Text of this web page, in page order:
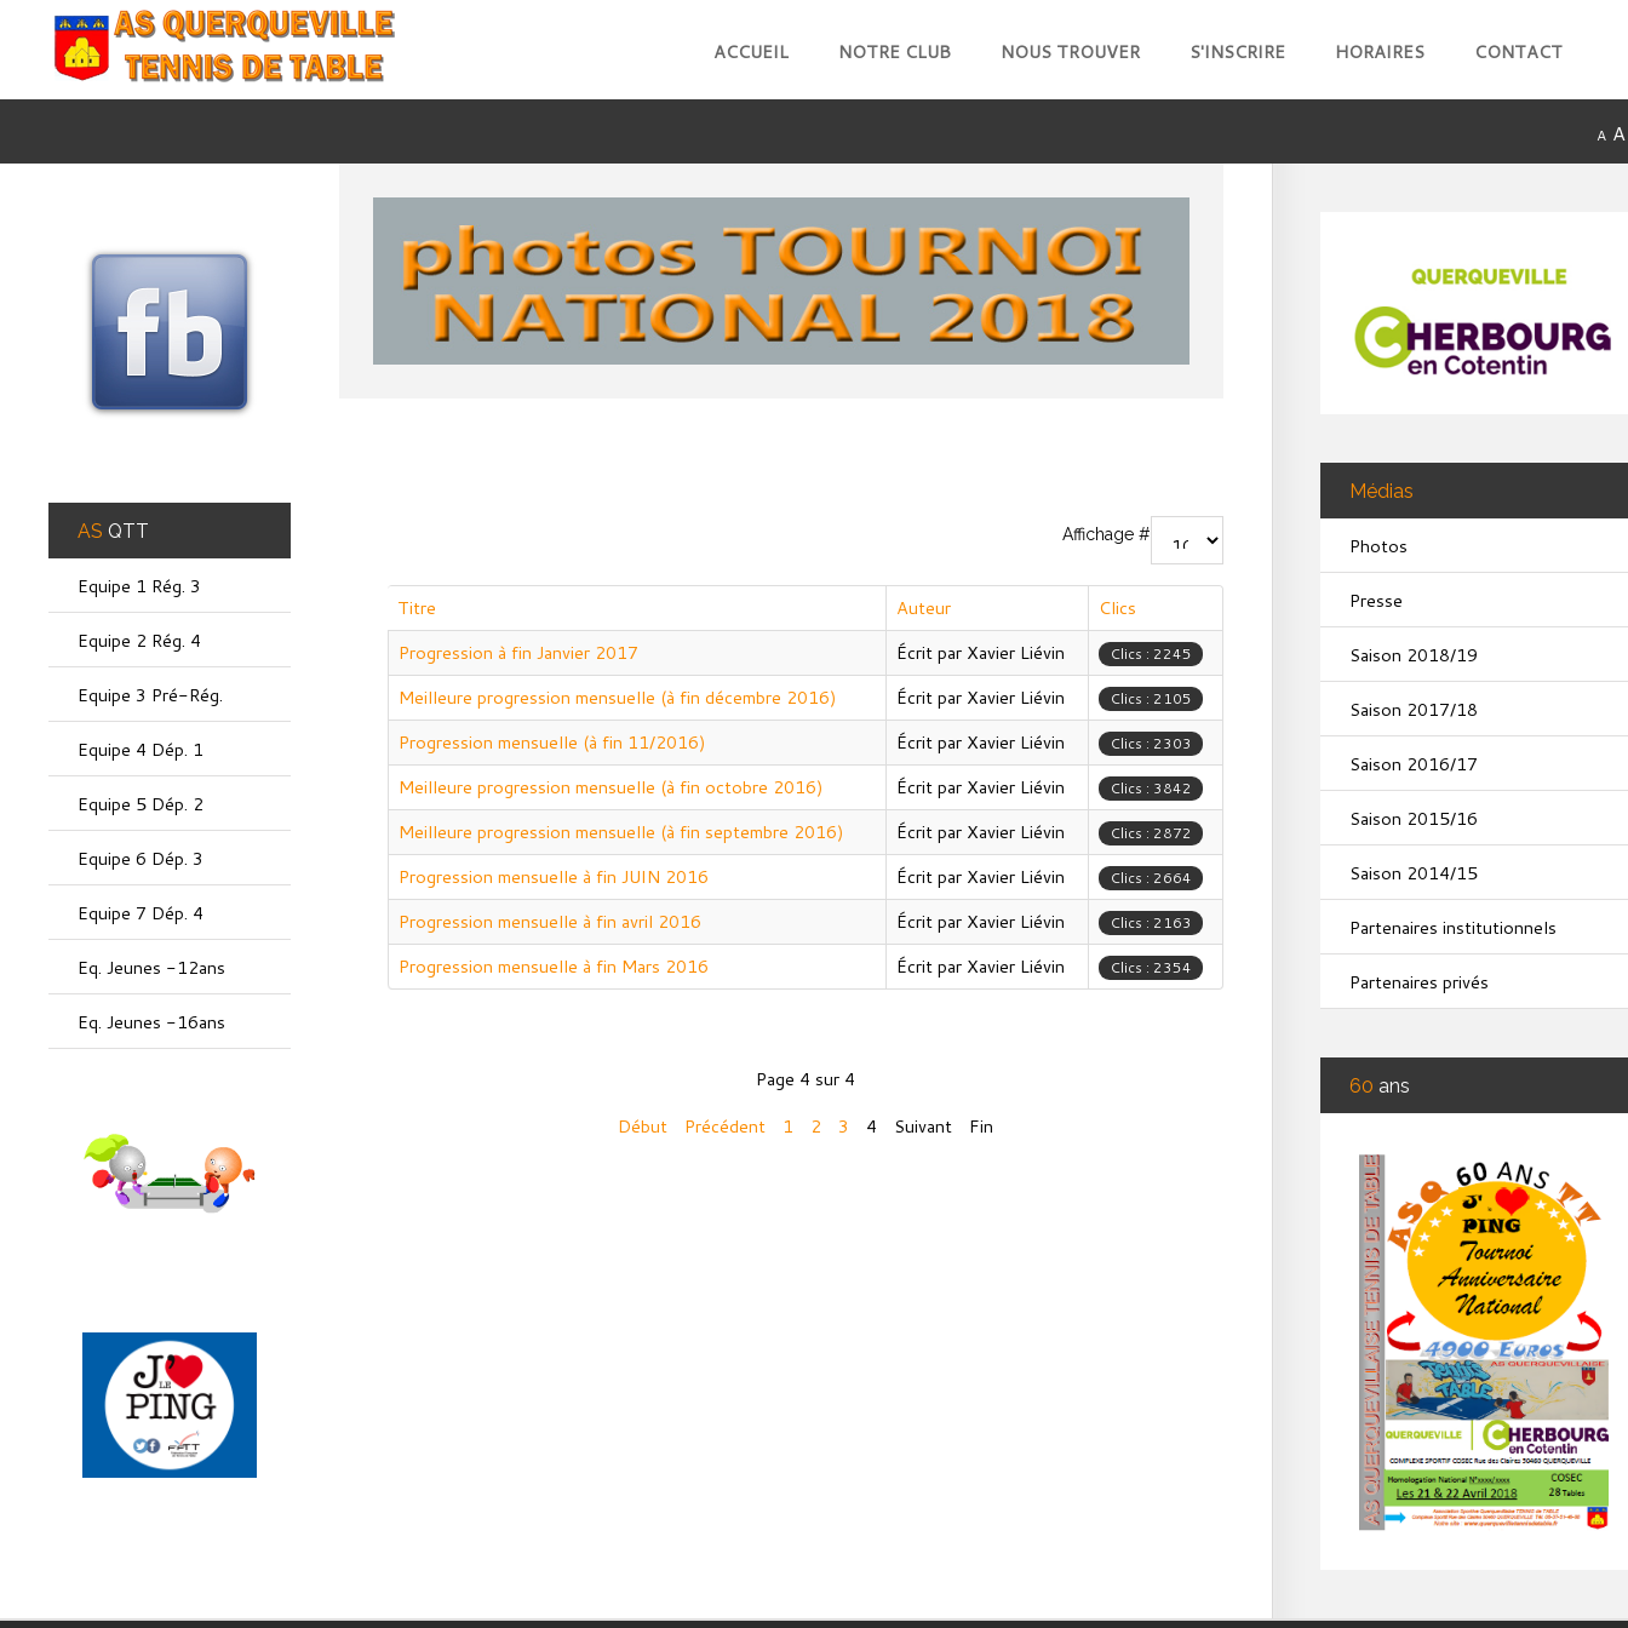
RECHERCHE
RECHERCHER
ACCUEIL NOTRE CLUB NOUS TROUVER S'INSCRIRE HORAIRES CONTACT
A A
Affichage #
Titre Auteur
Clics
Progression à fin Janvier 2017
Écrit par Xavier Liévin Clics : 2245
Meilleure progression mensuelle (à fin décembre 2016) Écrit par Xavier Liévin Clics : 2105
Progression mensuelle (à fin 11/2016) Écrit par Xavier Liévin Clics : 2303
Meilleure progression mensuelle (à fin octobre 2016) Écrit par Xavier Liévin Clics : 3842
Meilleure progression mensuelle (à fin septembre 2016) Écrit par Xavier Liévin Clics : 2872
Progression mensuelle à fin JUIN 2016 Écrit par Xavier Liévin Clics : 2664
Progression mensuelle à fin avril 2016 Écrit par Xavier Liévin Clics : 2163
Progression mensuelle à fin Mars 2016 Écrit par Xavier Liévin Clics : 2354
Page 4 sur 4
Début
Précédent 1 2 3 4 Suivant Fin
AS QTT
Equipe 1 Rég. 3
Equipe 2 Rég. 4
Equipe 3 Pré-Rég.
Equipe 4 Dép. 1
Equipe 5 Dép. 2
Equipe 6 Dép. 3
Equipe 7 Dép. 4
Eq. Jeunes -12ans
Eq. Jeunes -16ans
Médias
Photos
Presse
Saison 2018/19
Saison 2017/18
Saison 2016/17
Saison 2015/16
Saison 2014/15
Partenaires institutionnels
Partenaires privés
60 ans